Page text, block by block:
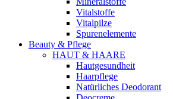
Vitalstoffe
Vitalpilze
Spurenelemente
Beauty & Pflege
HAUT & HAARE
Hautgesundheit
Haarpflege
Natürliches Deodorant